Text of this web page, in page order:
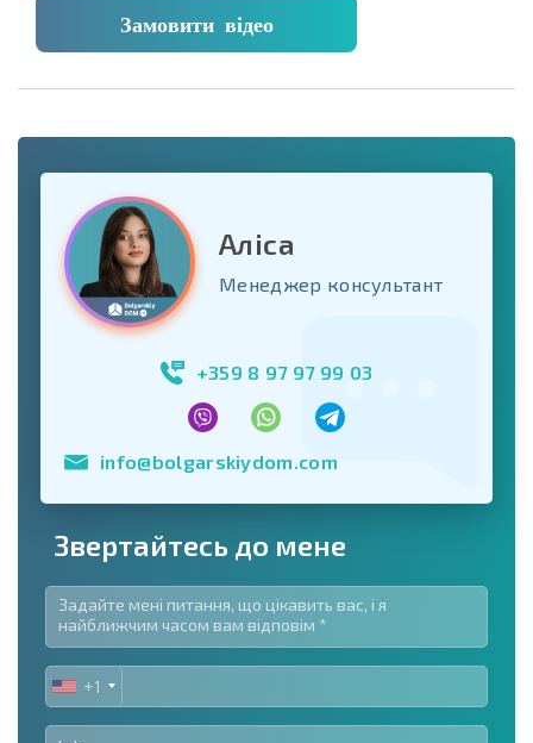
Замовити відео
Аліса
Менеджер консультант
+359 8 97 97 99 03
info@bolgarskiydom.com
Звертайтесь до мене
UNITED
STATES
+1
+1